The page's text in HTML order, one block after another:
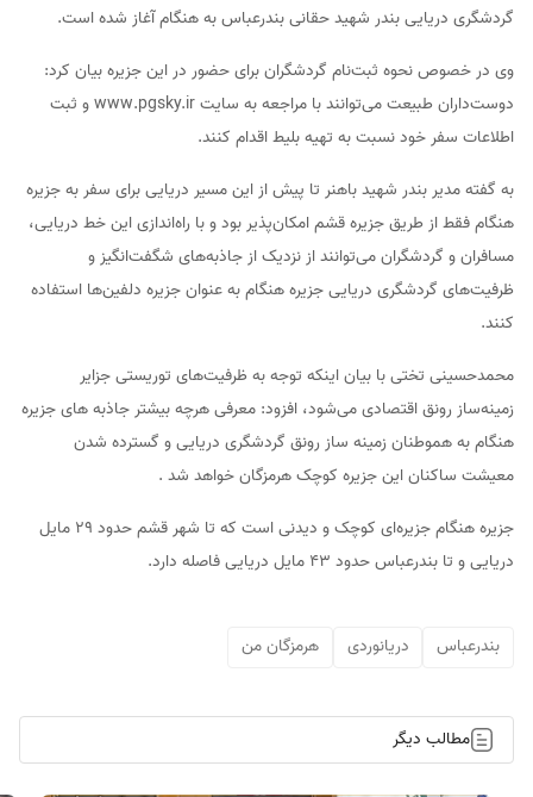
گردشگری دریایی بندر شهید حقانی بندرعباس به هنگام آغاز شده است.
وی در خصوص نحوه ثبت‌نام گردشگران برای حضور در این جزیره بیان کرد:
دوست‌داران طبیعت می‌توانند با مراجعه به سایت www.pgsky.ir و ثبت
اطلاعات سفر خود نسبت به تهیه بلیط اقدام کنند.
به گفته مدیر بندر شهید باهنر تا پیش از این مسیر دریایی برای سفر به جزیره
هنگام فقط از طریق جزیره قشم امکان‌پذیر بود و با راه‌اندازی این خط دریایی،
مسافران و گردشگران می‌توانند از نزدیک از جاذبه‌های شگفت‌انگیز و
ظرفیت‌های گردشگری دریایی جزیره هنگام به عنوان جزیره دلفین‌ها استفاده
کنند.
محمدحسینی تختی با بیان اینکه توجه به ظرفیت‌های توریستی جزایر
زمینه‌ساز رونق اقتصادی می‌شود، افزود: معرفی هرچه بیشتر جاذبه های جزیره
هنگام به هموطنان زمینه ساز رونق گردشگری دریایی و گسترده شدن
معیشت ساکنان این جزیره کوچک هرمزگان خواهد شد .
جزیره هنگام جزیره‌ای کوچک و دیدنی است که تا شهر قشم حدود ۲۹ مایل
دریایی و تا بندرعباس حدود ۴۳ مایل دریایی فاصله دارد.
بندرعباس دریانوردی هرمزگان من
مطالب دیگر